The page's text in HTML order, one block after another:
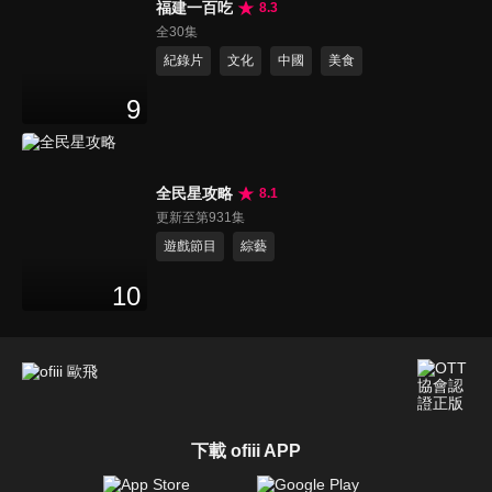
9
福建一百吃
8.3
全30集
紀錄片
文化 中國 美食
10
全民星攻略
8.1
更新至第931集
遊戲節目
綜藝
下載 ofiii APP